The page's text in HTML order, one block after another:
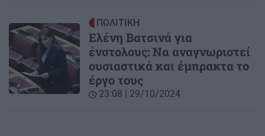
ΠΟΛΙΤΙΚΗ
Ελένη Βατσινά για
ένστολους: Να αναγνωριστεί
ουσιαστικά και έμπρακτα το
έργο τους
23:08 | 29/10/2024